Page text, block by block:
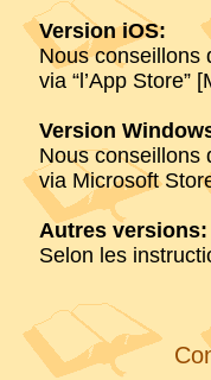
Version iOS:
Nous conseillons
via “l’App Store”
Version
Nous conseillons
via Microsoft
Autres versions:
Selon les